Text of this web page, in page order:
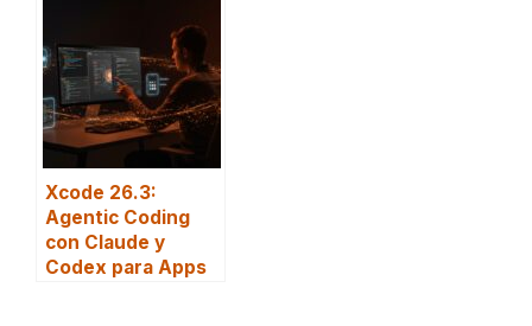
Xcode 26.3:
Agentic Coding
con Claude y
Codex para Apps